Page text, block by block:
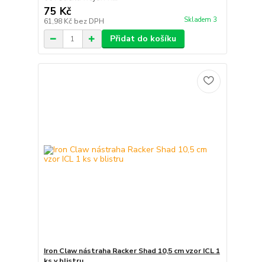
75 Kč
61,98 Kč bez DPH Skladem 3
Přidat do košíku
Iron Claw nástraha Racker Shad 10,5 cm vzor ICL 1